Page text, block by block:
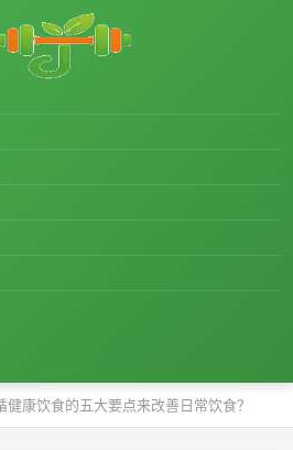
健康饮食的五大要点来改善日常饮食？